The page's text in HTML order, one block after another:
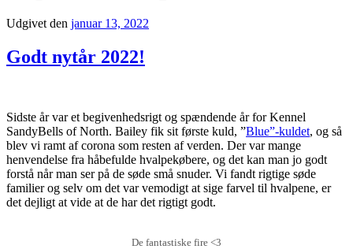
Udgivet den januar 13, 2022
Godt nytår 2022!
Sidste år var et begivenhedsrigt og spændende år for Kennel
SandyBells of North. Bailey fik sit første kuld, ”Blue”-kuldet, og så
blev vi ramt af corona som resten af verden. Der var mange
henvendelse fra håbefulde hvalpekøbere, og det kan man jo godt
forstå når man ser på de søde små snuder. Vi fandt rigtige søde
familier og selv om det var vemodigt at sige farvel til hvalpene, er
det dejligt at vide at de har det rigtigt godt.
De fantastiske fire <3